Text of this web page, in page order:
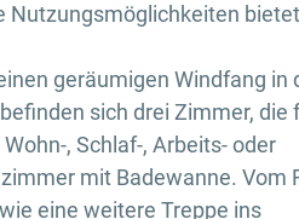
Nutzungsmöglichkeiten
geräumigen Windfang in
sich drei Zimmer, die
, Schlaf-, Arbeits- oder
mit Badewanne. Vom
eine weitere Treppe ins